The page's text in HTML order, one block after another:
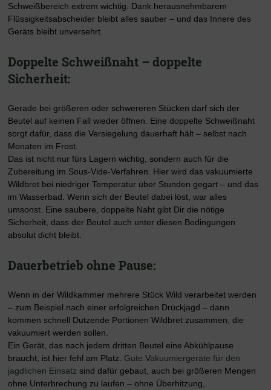
Schweißbereich extrem wichtig. Dank herausnehmbarem
Flüssigkeitsabscheider bleibt alles sauber – und das Innere des
Geräts bleibt unversehrt.
Doppelte Schweißnaht – doppelte
Sicherheit:
Gerade bei größeren oder schwereren Stücken darf sich der
Beutel auf keinen Fall wieder öffnen. Eine doppelte Schweißnaht
sorgt dafür, dass die Versiegelung dauerhaft hält – selbst nach
Monaten im Frost.
Das ist nicht nur fürs Lagern wichtig, sondern auch für die
Zubereitung im Sous-Vide-Verfahren. Hier wird das vakuumierte
Wildbret bei niedriger Temperatur über Stunden gegart – und das
im Wasserbad. Wenn sich der Beutel dabei löst, war alles
umsonst. Eine saubere, doppelte Naht gibt Dir die nötige
Sicherheit, dass der Beutel auch unter diesen Bedingungen
absolut dicht bleibt.
Dauerbetrieb ohne Pause:
Wenn in der Wildkammer mehrere Stück Wild verarbeitet werden
– zum Beispiel nach einer erfolgreichen Drückjagd – dann
kommen schnell Dutzende Portionen Wildbret zusammen, die
vakuumiert werden sollen.
Ein Gerät, das nach jedem dritten Beutel eine Abkühlpause
braucht, ist hier fehl am Platz. Gute Vakuumiergeräte für den
jagdlichen Einsatz sind dafür gebaut, auch bei größeren Mengen
ohne Unterbrechung zu laufen – ohne Überhitzung,